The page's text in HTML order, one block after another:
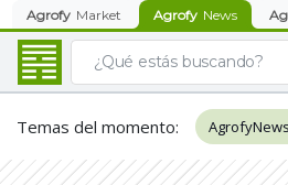
Agrofy Market Agrofy News
Temas del momento: